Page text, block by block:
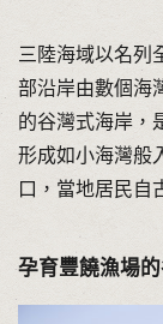
三陸海域以名列
部沿岸由數個海
的谷灣式海岸，
形成如小海灣般
口，當地居民自
孕育豐饒漁場